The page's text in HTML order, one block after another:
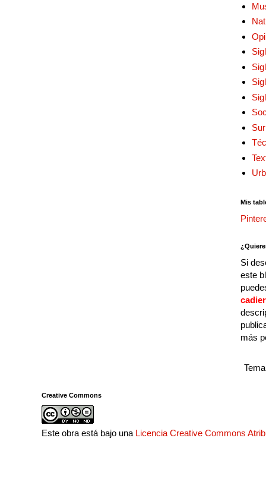
Mis
Si
este
más
Creative Commons
Este obra está bajo una Licencia Creative Commons